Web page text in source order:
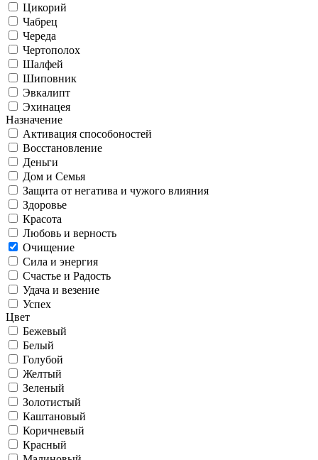
Цикорий
Чабрец
Череда
Чертополох
Шалфей
Шиповник
Эвкалипт
Эхинацея
Назначение
Активация способоностей
Восстановление
Деньги
Дом и Семья
Защита от негатива и чужого влияния
Здоровье
Красота
Любовь и верность
Очищение
Сила и энергия
Счастье и Радость
Удача и везение
Успех
Цвет
Бежевый
Белый
Голубой
Желтый
Зеленый
Золотистый
Каштановый
Коричневый
Красный